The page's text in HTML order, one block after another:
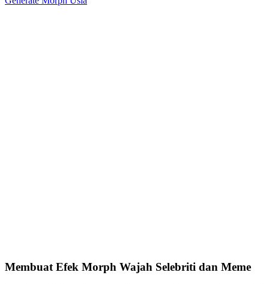
Membuat Efek Morph Wajah Selebriti dan Meme